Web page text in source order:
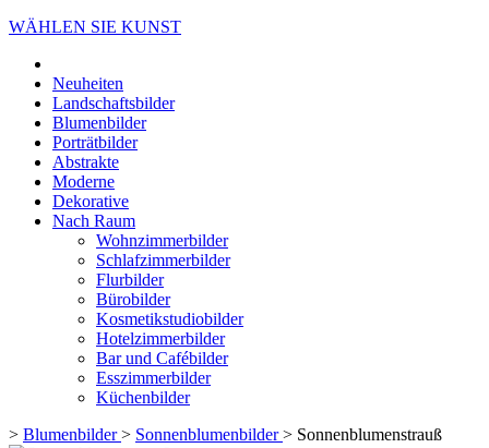
WÄHLEN SIE KUNST
Neuheiten
Landschaftsbilder
Blumenbilder
Porträtbilder
Abstrakte
Moderne
Dekorative
Nach Raum
Wohnzimmerbilder
Schlafzimmerbilder
Flurbilder
Bürobilder
Kosmetikstudiobilder
Hotelzimmerbilder
Bar und Cafébilder
Esszimmerbilder
Küchenbilder
> Blumenbilder> Sonnenblumenbilder> Sonnenblumenstrauß